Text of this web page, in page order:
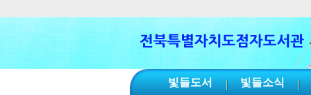
빛들도서 빛들소식